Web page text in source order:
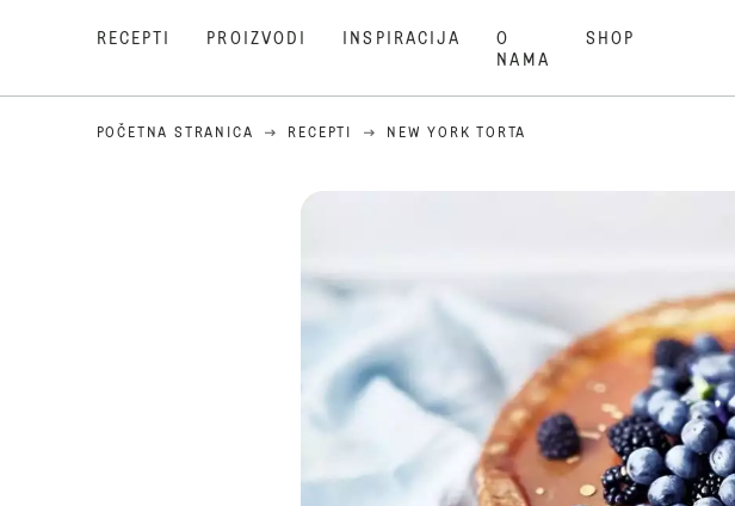
RECEPTI PROIZVODI INSPIRACIJA
O
NAMA
SHOP
POČETNA STRANICA RECEPTI NEW YORK TORTA